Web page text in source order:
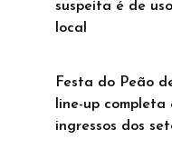
suspeita é de
local
Festa do Peão
line-up
ingressos dos